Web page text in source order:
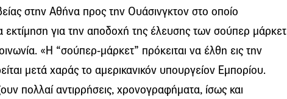
στην Αθήνα προς την Ουάσινγκτον στο οποίο
εκτίμηση για την αποδοχή της έλευσης των σούπερ μάρκετ
«Η “σούπερ-μάρκετ” πρόκειται να έλθη εις την
μετά χαράς το αμερικανικόν υπουργείον Εμπορίου.
πολλαί αντιρρήσεις, χρονογραφήματα, ίσως και